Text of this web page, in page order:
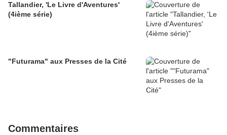
Tallandier, 'Le Livre d'Aventures'
(4ième série)
"Futurama" aux Presses de la Cité
Commentaires